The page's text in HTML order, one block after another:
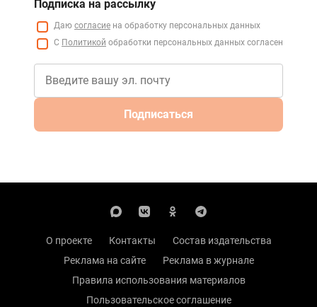
Подписка на рассылку
Даю согласие на обработку персональных данных
С Политикой обработки персональных данных согласен
Подписаться
О проекте Контакты
Состав издательства
Реклама на сайте
Реклама в журнале
Правила использования материалов
Пользовательское соглашение